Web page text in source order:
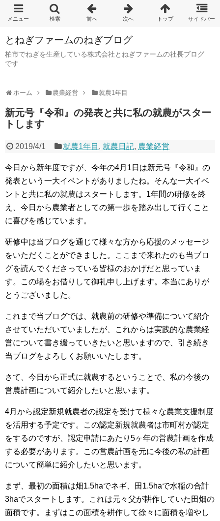
とねぎファームのねぎブログ
柏市でねぎを生産している株式会社とねぎファームの社長ブログ
です
ホーム 農業経営 就農1年目
新元号『令和』の発表と共に私の就農がスター
トします
2019/4/1 就農1年目 , 就農日記, 農業経営
今日から新年度ですが、今年の4月1日は新元号『令和』の
発表という一大イベントがありましたね。そんな一大イベ
ントと共に私の就農はスタートします。1年間の研修を終
え、今日から農業者としての第一歩を踏み出して行くこと
に喜びを感じています。
研修中は当ブログを通じて様々な方から応援のメッセージ
をいただくことができました。ここまで来れたのも当ブロ
グを読んでくださっている皆様のおかげだと思っていま
す。この場をお借りして御礼申し上げます。本当にありが
とうございました。
これまで当ブログでは、就農前の研修や準備について紹介
させていただいていましたが、これからは実践的な農業経
営について書き綴っていきたいと思いますので、引き続き
当ブログをよろしくお願いいたします。
さて、今日から正式に就農するということで、私の今後の
営農計画について紹介したいと思います。
4月から認定新規就農者の認定を受けて様々な農業支援制度
を活用する予定です。この認定新規就農者は市町村が認定
をするのですが、認定申請にあたり5ヶ年の営農計画を作成
する必要があります。この営農計画を元に今後の私の計画
について簡単に紹介したいと思います。
まず、最初の面積は畑1.5haでネギ、田1.5haで水稲の合計
3haでスタートします。これは元々父が耕作していた田畑の
面積です。まずはこの面積を耕作して徐々に面積を増やし